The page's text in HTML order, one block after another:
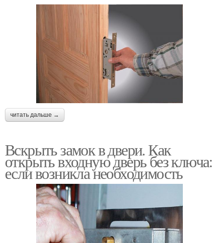
читать дальше →
Вскрыть замок в двери. Как
открыть входную дверь без ключа:
если возникла необходимость